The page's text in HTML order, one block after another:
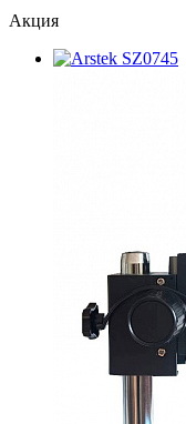
Акция